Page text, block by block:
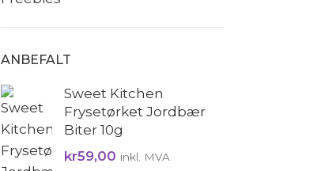
ANBEFALT
Sweet Kitchen
Frysetørket Jordbær
Biter 10g
kr59,00 inkl. MVA